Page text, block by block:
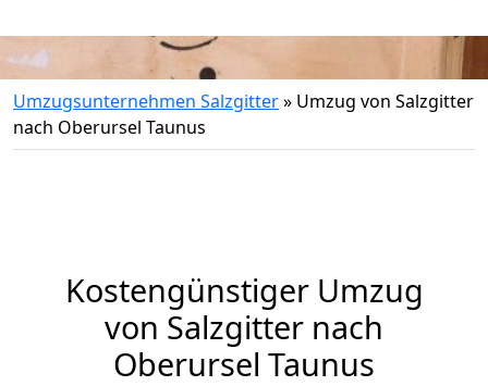
Umzugsunternehmen Salzgitter» Umzug von Salzgitter
nach Oberursel Taunus
Kostengünstiger Umzug
von Salzgitter nach
Oberursel Taunus